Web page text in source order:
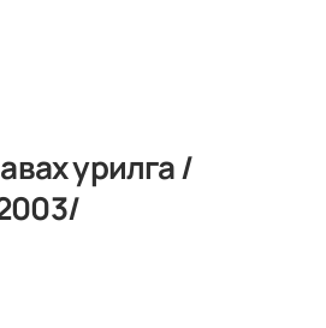
урилга /